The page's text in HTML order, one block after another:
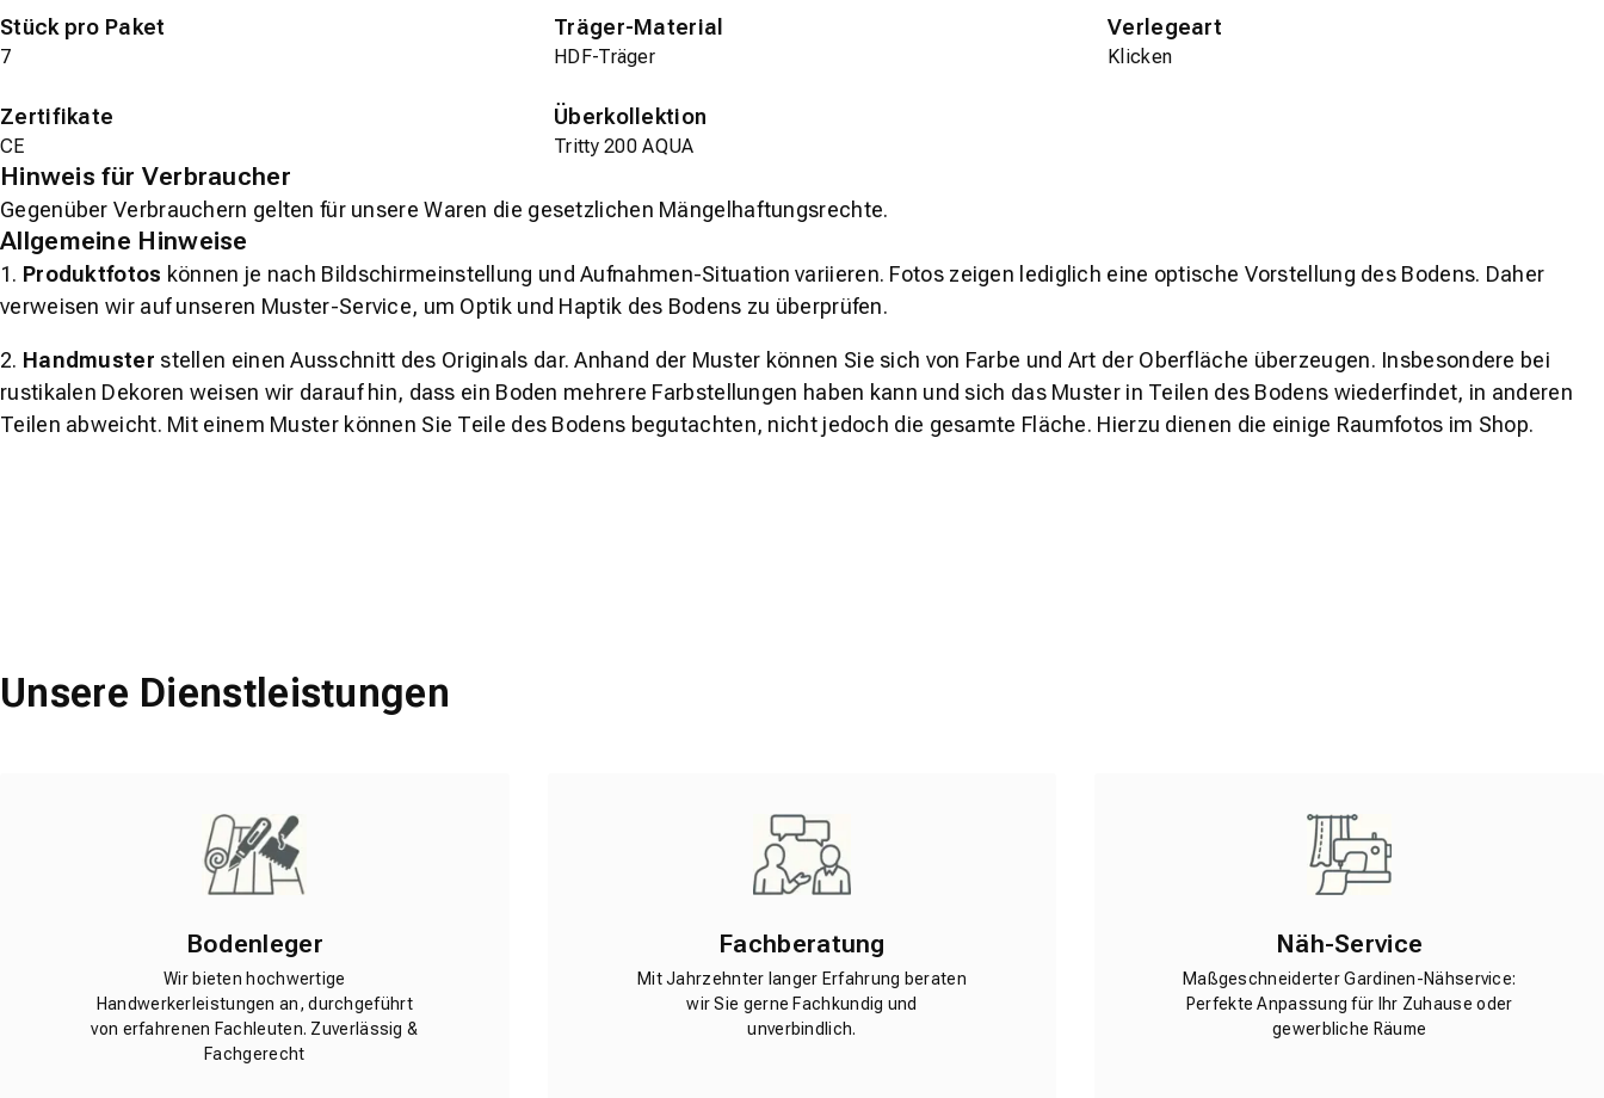
Stück pro Paket
7
Träger-Material
HDF-Träger
Verlegeart
Klicken
Zertifikate
CE
Überkollektion
Tritty 200 AQUA
Hinweis für Verbraucher
Gegenüber Verbrauchern gelten für unsere Waren die gesetzlichen Mängelhaftungsrechte.
Allgemeine Hinweise
1. Produktfotos können je nach Bildschirmeinstellung und Aufnahmen-Situation variieren. Fotos zeigen lediglich eine optische Vorstellung des Bodens. Daher
verweisen wir auf unseren Muster-Service, um Optik und Haptik des Bodens zu überprüfen.
2. Handmuster stellen einen Ausschnitt des Originals dar. Anhand der Muster können Sie sich von Farbe und Art der Oberfläche überzeugen. Insbesondere bei
rustikalen Dekoren weisen wir darauf hin, dass ein Boden mehrere Farbstellungen haben kann und sich das Muster in Teilen des Bodens wiederfindet, in anderen
Teilen abweicht. Mit einem Muster können Sie Teile des Bodens begutachten, nicht jedoch die gesamte Fläche. Hierzu dienen die einige Raumfotos im Shop.
Unsere Dienstleistungen
Bodenleger
Wir bieten hochwertige
Handwerkerleistungen an, durchgeführt
von erfahrenen Fachleuten. Zuverlässig &
Fachgerecht
Fachberatung
Mit Jahrzehnter langer Erfahrung beraten
wir Sie gerne Fachkundig und
unverbindlich.
Näh-Service
Maßgeschneiderter Gardinen-Nähservice:
Perfekte Anpassung für Ihr Zuhause oder
gewerbliche Räume